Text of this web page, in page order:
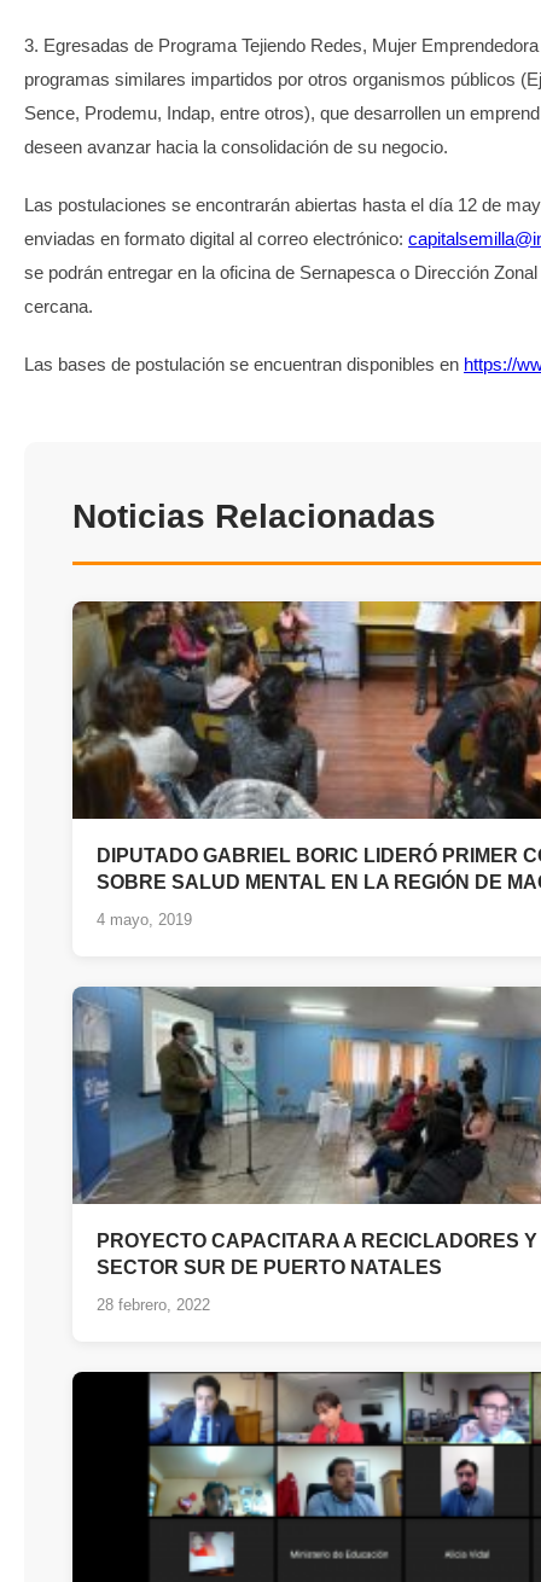
3. Egresadas de Programa Tejiendo Redes, Mujer
programas similares impartidos por otros organismos públicos
Sence, Prodemu, Indap, entre otros), que desarrollen un
deseen avanzar hacia la consolidación de su negocio.
Las postulaciones se encontrarán abiertas hasta el día 12 de
enviadas en formato digital al correo electrónico:
se podrán entregar en la oficina de Sernapesca o Dirección
cercana.
Las bases de postulación se encuentran disponibles en https://
Noticias Relacionadas
DIPUTADO GABRIEL BORIC LIDERÓ PRIMER
SOBRE SALUD MENTAL EN LA REGIÓN DE
4 mayo, 2019
PROYECTO CAPACITARA A RECICLADORES
SECTOR SUR DE PUERTO NATALES
28 febrero, 2022